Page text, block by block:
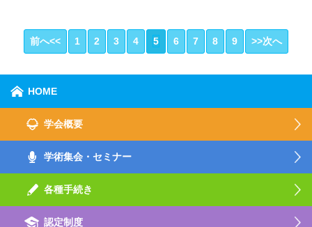
前へ<< 1 2 3 4 5 6 7 8 9 >>次へ
HOME
学会概要
学術集会・セミナー
各種手続き
認定制度